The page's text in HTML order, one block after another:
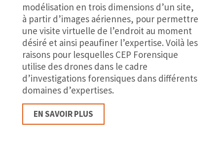
modélisation en trois dimensions d’un site,
à partir d’images aériennes, pour permettre
une visite virtuelle de l’endroit au moment
désiré et ainsi peaufiner l’expertise. Voilà les
raisons pour lesquelles CEP Forensique
utilise des drones dans le cadre
d’investigations forensiques dans différents
domaines d’expertises.
EN SAVOIR PLUS